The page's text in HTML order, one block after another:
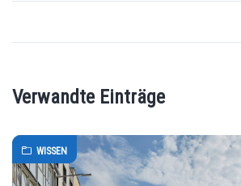
Verwandte Einträge
WISSEN